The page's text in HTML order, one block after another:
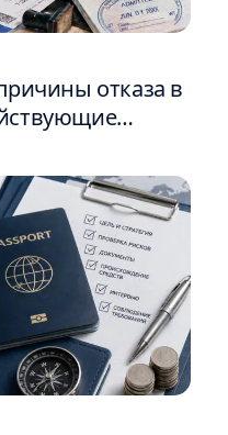
отказа в